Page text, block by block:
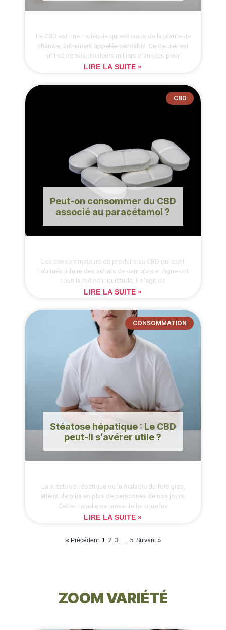
Le CBD est une molécule qui est issue de la plante de
chanvre, autrement appelée cannabis. Ce dernier est
utilisé depuis plusieurs milliers d’années pour
LIRE LA SUITE »
CBD
Peut-on consommer du CBD
associé au paracétamol ?
Les consommateurs de produits au CBD qui sont
habitués à faire des achats de cannabis en ligne ont
tous la même inquiétude. Il s’agit de
LIRE LA SUITE »
CONSOMMATION
Stéatose hépatique : Le CBD
peut-il s’avérer utile ?
La stéatose hépatique ou la maladie du foie gras,
atteint de plus en plus de personnes de nos jours.
Cette maladie se présente lorsque les
LIRE LA SUITE »
« Précédent 1 2 3 5 Suivant »
ZOOM VARIÉTÉ